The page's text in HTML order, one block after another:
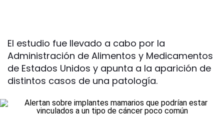
El estudio fue llevado a cabo por la
Administración de Alimentos y Medicamentos
de Estados Unidos y apunta a la aparición de
distintos casos de una patología.